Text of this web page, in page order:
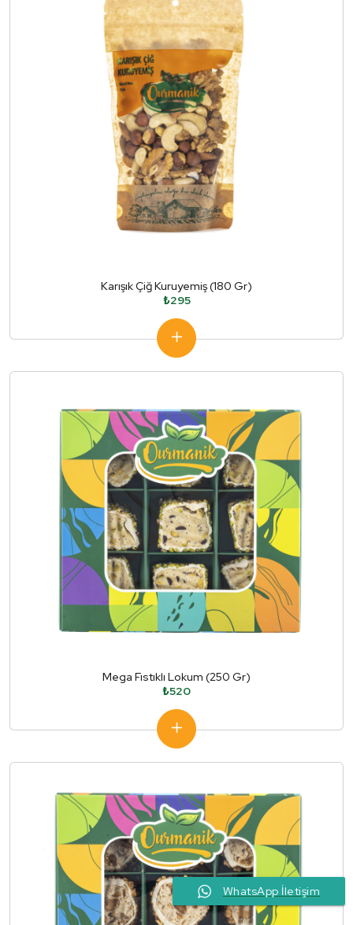
Karışık Çiğ Kuruyemiş (180 Gr)
₺295
Mega Fıstıklı Lokum (250 Gr)
₺520
WhatsApp İletişim